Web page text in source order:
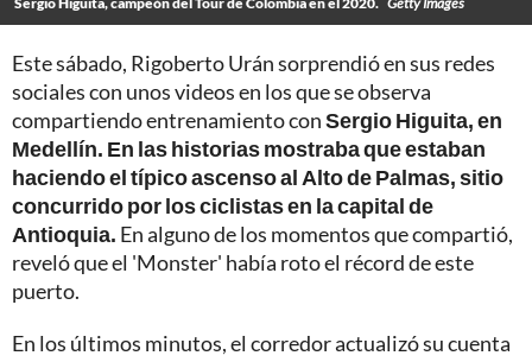
Este sábado, Rigoberto Urán sorprendió en sus redes
sociales con unos videos en los que se observa
compartiendo entrenamiento conSergio Higuita, en
Medellín. En las historias mostraba que estaban
haciendo el típico ascenso al Alto de Palmas, sitio
concurrido por los ciclistas en la capital de
Antioquia. En alguno de los momentos que compartió,
reveló que el 'Monster' había roto el récord de este
puerto.
En los últimos minutos, el corredor actualizó su cuenta